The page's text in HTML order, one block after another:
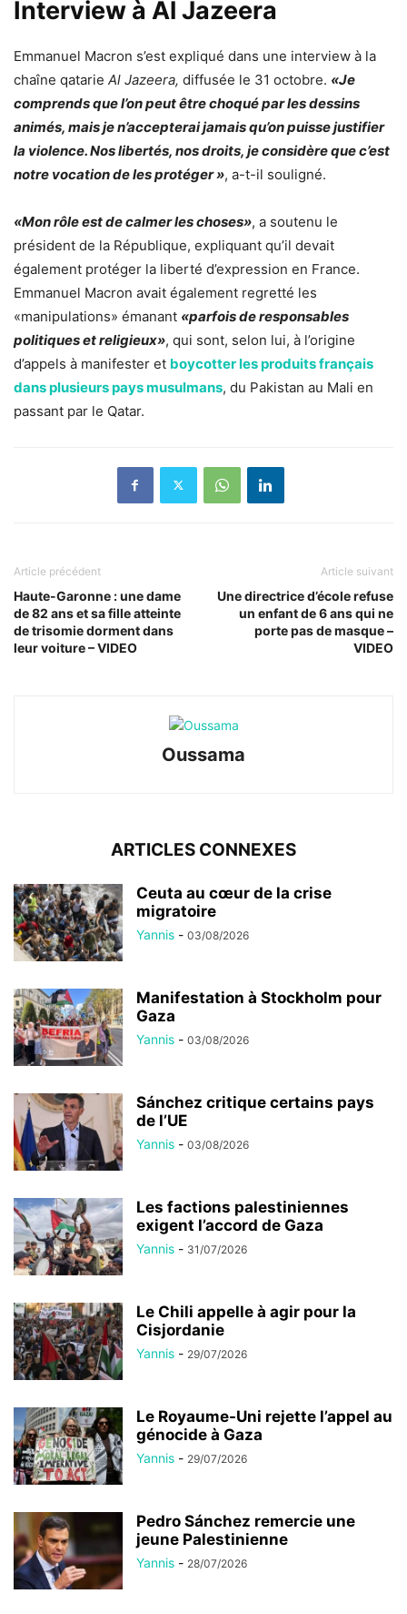
Interview à Al Jazeera
Emmanuel Macron s’est expliqué dans une interview à la
chaîne qatarie Al Jazeera, diffusée le 31 octobre. «Je
comprends que l’on peut être choqué par les dessins
animés, mais je n’accepterai jamais qu’on puisse justifier
la violence. Nos libertés, nos droits, je considère que c’est
notre vocation de les protéger », a-t-il souligné.
«Mon rôle est de calmer les choses», a soutenu le
président de la République, expliquant qu’il devait
également protéger la liberté d’expression en France.
Emmanuel Macron avait également regretté les
«manipulations» émanant «parfois de responsables
politiques et religieux», qui sont, selon lui, à l’origine
d’appels à manifester et boycotter les produits français
dans plusieurs pays musulmans, du Pakistan au Mali en
passant par le Qatar.
Article précédent
Haute-Garonne : une dame
de 82 ans et sa fille atteinte
de trisomie dorment dans
leur voiture – VIDEO
Article suivant
Une directrice d’école refuse
un enfant de 6 ans qui ne
porte pas de masque –
VIDEO
Oussama
ARTICLES CONNEXES
Ceuta au cœur de la crise
migratoire
Yannis - 03/08/2026
Manifestation à Stockholm pour
Gaza
Yannis - 03/08/2026
Sánchez critique certains pays
de l’UE
Yannis - 03/08/2026
Les factions palestiniennes
exigent l’accord de Gaza
Yannis - 31/07/2026
Le Chili appelle à agir pour la
Cisjordanie
Yannis - 29/07/2026
Le Royaume-Uni rejette l’appel au
génocide à Gaza
Yannis - 29/07/2026
Pedro Sánchez remercie une
jeune Palestinienne
Yannis - 28/07/2026